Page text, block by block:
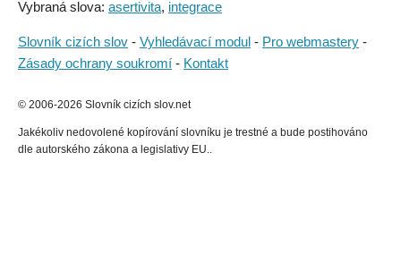
Vybraná slova: asertivita, integrace
Slovník cizích slov - Vyhledávací modul - Pro webmastery -
Zásady ochrany soukromí - Kontakt
© 2006-2026 Slovník cizích slov.net
Jakékoliv nedovolené kopírování slovníku je trestné a bude postihováno
dle autorského zákona a legislativy EU..